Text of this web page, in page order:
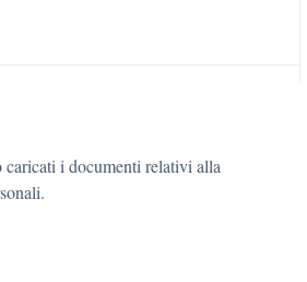
caricati i documenti relativi alla